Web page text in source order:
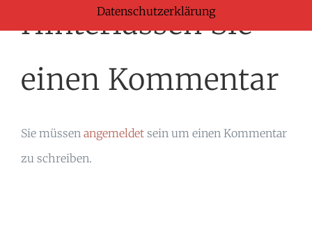
Hinterlassen Sie
einen Kommentar
Sie müssen angemeldet sein um einen Kommentar
zu schreiben.
Datenschutzerklärung